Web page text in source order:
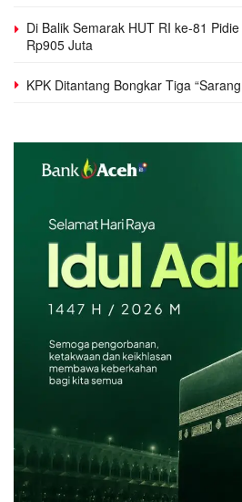
Di Balik Semarak HUT RI ke-81
Rp905 Juta
KPK Ditantang Bongkar Tiga